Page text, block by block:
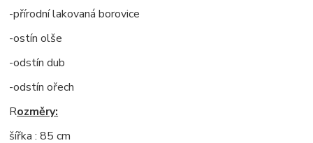
-přírodní lakovaná borovice
-ostín olše
-odstín dub
-odstín ořech
Rozměry:
šířka : 85 cm